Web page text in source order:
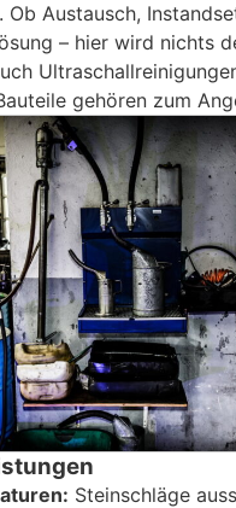
Ob Austausch,
– hier wird nichts
gehören zum
Steinschläge